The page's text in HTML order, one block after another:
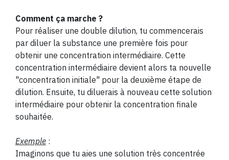
Comment ça marche ?
Pour réaliser une double dilution, tu commencerais
par diluer la substance une première fois pour
obtenir une concentration intermédiaire. Cette
concentration intermédiaire devient alors ta nouvelle
"concentration initiale" pour la deuxième étape de
dilution. Ensuite, tu diluerais à nouveau cette solution
intermédiaire pour obtenir la concentration finale
souhaitée.
Exemple :
Imaginons que tu aies une solution très concentrée